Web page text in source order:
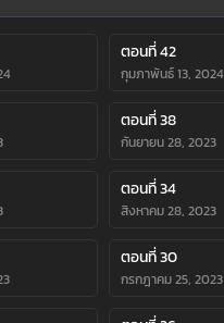
ตอนที่ 42
กุมภาพันธ์ 13, 2024
ตอนที่ 38
กันยายน 28, 2023
ตอนที่ 34
สิงหาคม 28, 2023
ตอนที่ 30
กรกฎาคม 25, 2023